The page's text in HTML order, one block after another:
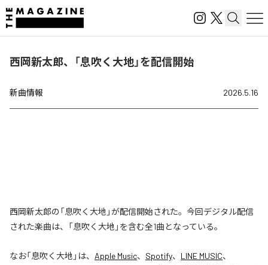
西岡新太郎、「息吹く大地」を配信開始
新曲情報 2026.5.16
西岡新太郎の「息吹く大地」が配信開始された。今回デジタル配信
された楽曲は、「息吹く大地」を含む全1曲となっている。
なお「息吹く大地 」は、 Apple Music、 Spotify、 LINE MUSIC、